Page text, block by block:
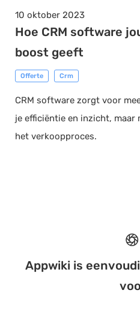
10 oktober 2023
Hoe CRM software
boost geeft
Offerte Crm
CRM software zorgt voor
je efficiëntie en inzicht, maar
het verkoopproces.
Appwiki is